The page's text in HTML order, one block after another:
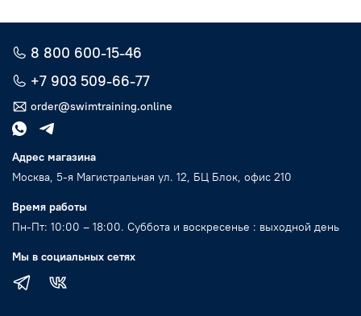
8 800 600-15-46
+7 903 509-66-77
order@swimtraining.online
Адрес магазина
Москва, 5-я Магистральная ул. 12, БЦ Блок, офис 210
Время работы
Пн-Пт: 10:00 – 18:00. Суббота и воскресенье : выходной день
Мы в социальных сетях